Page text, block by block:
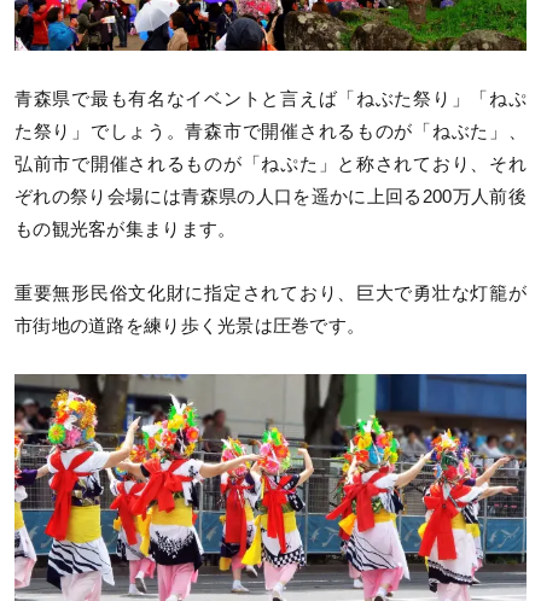
青森県で最も有名なイベントと言えば「ねぶた祭り」「ねぷ
た祭り」でしょう。青森市で開催されるものが「ねぶた」、
弘前市で開催されるものが「ねぷた」と称されており、それ
ぞれの祭り会場には青森県の人口を遥かに上回る200万人前後
もの観光客が集まります。
重要無形民俗文化財に指定されており、巨大で勇壮な灯籠が
市街地の道路を練り歩く光景は圧巻です。